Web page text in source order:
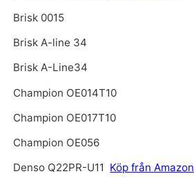
Brisk 0015
Brisk A-line 34
Brisk A-Line34
Champion OE014T10
Champion OE017T10
Champion OE056
Denso Q22PR-U11 Köp från Amazon